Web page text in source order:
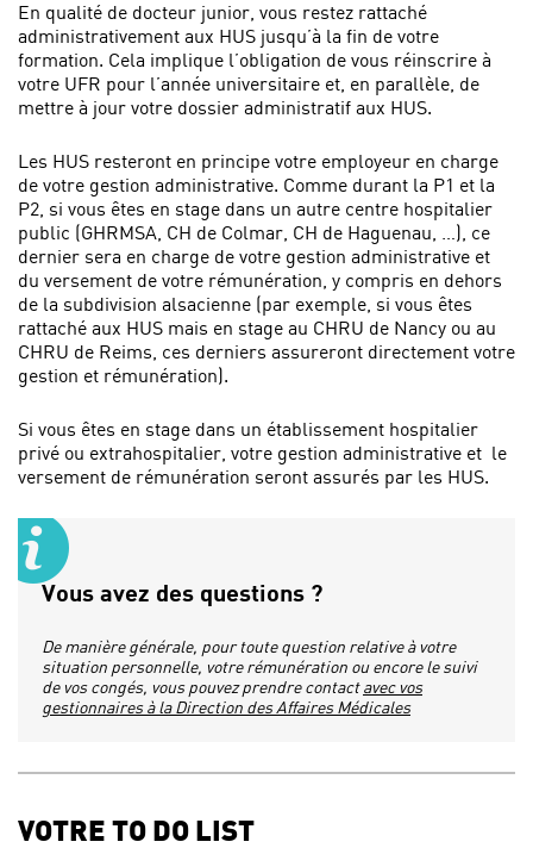
En qualité de docteur junior, vous restez rattaché
administrativement aux HUS jusqu’à la fin de votre
formation. Cela implique l’obligation de vous réinscrire à
votre UFR pour l’année universitaire et, en parallèle, de
mettre à jour votre dossier administratif aux HUS.
Les HUS resteront en principe votre employeur en charge
de votre gestion administrative. Comme durant la P1 et la
P2, si vous êtes en stage dans un autre centre hospitalier
public (GHRMSA, CH de Colmar, CH de Haguenau, …), ce
dernier sera en charge de votre gestion administrative et
du versement de votre rémunération, y compris en dehors
de la subdivision alsacienne (par exemple, si vous êtes
rattaché aux HUS mais en stage au CHRU de Nancy ou au
CHRU de Reims, ces derniers assureront directement votre
gestion et rémunération).
Si vous êtes en stage dans un établissement hospitalier
privé ou extrahospitalier, votre gestion administrative et le
versement de rémunération seront assurés par les HUS.
Vous avez des questions ?
De manière générale, pour toute question relative à votre
situation personnelle, votre rémunération ou encore le suivi
de vos congés, vous pouvez prendre contactavec vos
gestionnaires à la Direction des Affaires Médicales
VOTRE TO DO LIST